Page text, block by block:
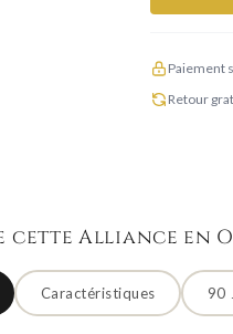
Paiement
Retour
cette Alliance en
Caractéristiques 90